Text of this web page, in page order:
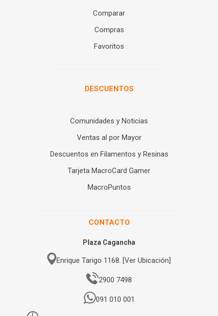
Comparar
Compras
Favoritos
DESCUENTOS
Comunidades y Noticias
Ventas al por Mayor
Descuentos en Filamentos y Resinas
Tarjeta MacroCard Gamer
MacroPuntos
CONTACTO
Plaza Cagancha
Enrique Tarigo 1168. [Ver Ubicación]
2900 7498
091 010 001